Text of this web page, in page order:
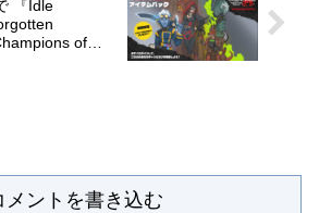
『Idle
of
メントを書き込む